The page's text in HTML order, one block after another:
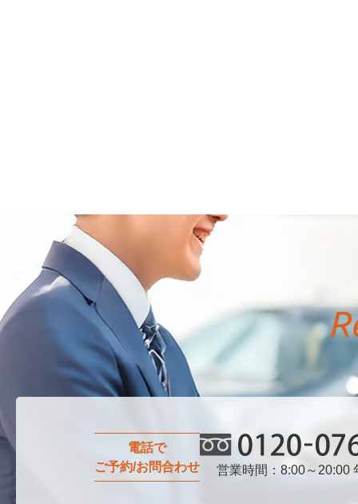
電話で
ご予約/お問合わせ
0120-076-750
営業時間：8:00～20:00